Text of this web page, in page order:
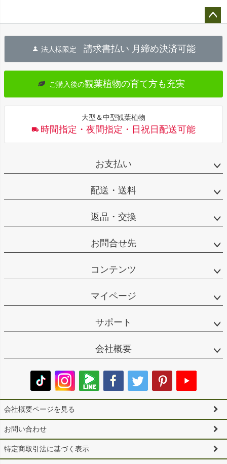
へ
法人様限定 請求書払い 月締め決済可能
ご購入後の観葉植物の育て方も充実
大型＆中型観葉植物
時間指定・夜間指定・日祝日配送可能
お支払い
配送・送料
返品・交換
お問合せ先
コンテンツ
マイページ
サポート
会社概要
会社概要ページを見る
お問い合わせ
特定商取引法に基づく表示